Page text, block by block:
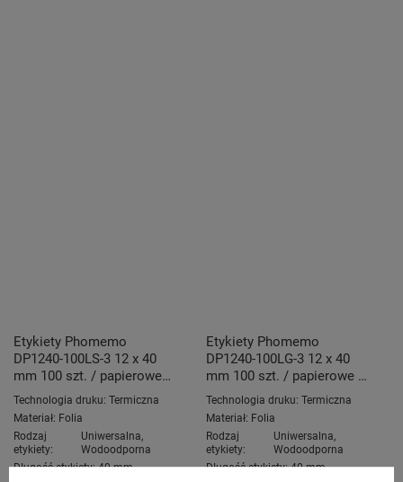
Etykiety Phomemo
DP1240-100LS-3 12 x 40
mm 100 szt. / papierowe
/laserowe srebrne / czarny
nadruk / do drukarki D30 /
zestaw 3 szt.
Technologia druku: Termiczna
Materiał: Folia
Rodzaj
etykiety:
Uniwersalna
Wodoodporna
Długość etykiety: 40 mm
Etykiety Phomemo
DP1240-100LG-3 12 x 40
mm 100 szt. / papierowe /
laserowe złote / czarny
nadruk / do drukarki D30 /
zestaw 3 szt.
Technologia druku: Termiczna
Materiał: Folia
Rodzaj
etykiety:
Uniwersalna
Wodoodporna
Długość etykiety: 40 mm